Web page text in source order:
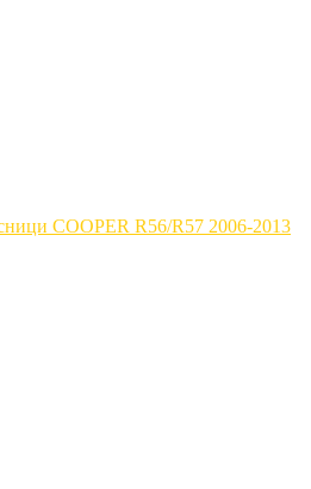
COOPER R56/R57 2006-2013